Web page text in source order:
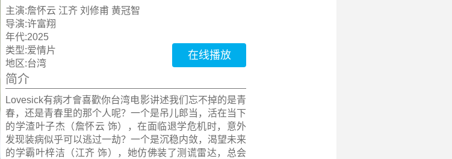
主演:詹怀云 江齐 刘修甫 黄冠智
导演:许富翔
年代:2025
类型:爱情片
地区:台湾
在线播放
简介
Lovesick有病才會喜歡你台湾电影讲述我们忘不掉的是青
春，还是青春里的那个人呢？一个是吊儿郎当，活在当下
的学渣叶子杰（詹怀云 饰），在面临退学危机时，意外
发现装病似乎可以逃过一劫？一个是沉稳内敛，渴望未来
的学霸叶梓洁（江齐 饰），她仿佛装了测谎雷达，总会